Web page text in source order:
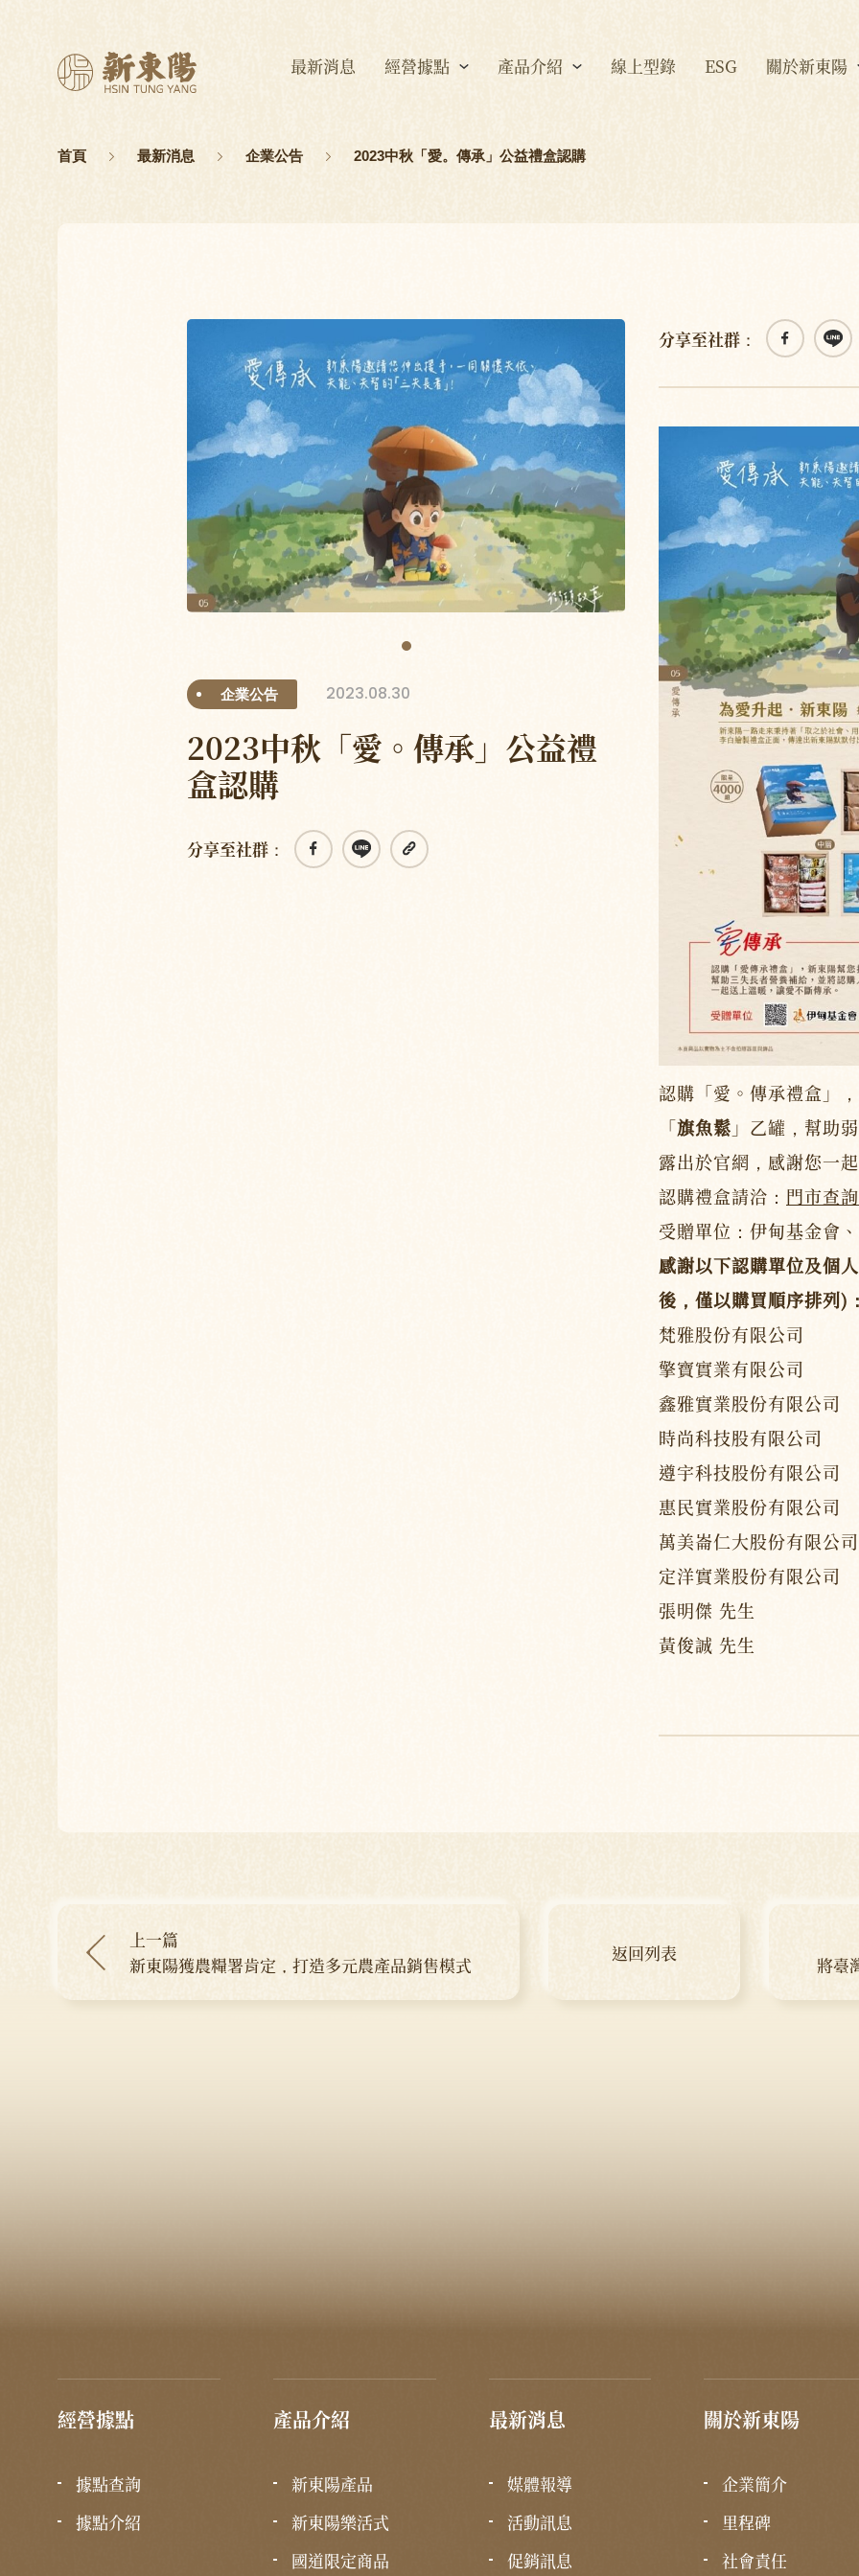
最新消息 經營據點 產品介紹 線上型錄 ESG 關於新東陽
首頁 最新消息 企業公告 2023中秋「愛。傳承」公益禮盒認購
企業公告 2023.08.30
2023中秋「愛。傳承」公益禮
盒認購
分享至社群：
分享至社群：
認購「愛。傳承禮盒」
「旗魚鬆 」乙罐，幫助
露出於官網，感謝您一
認購禮盒請洽： 門市查詢
受贈單位：伊甸基金會
感謝以下認購單位及個
後，僅以購買順序排列)
梵雅股份有限公司
擎寶實業有限公司
鑫雅實業股份有限公司
時尚科技股有限公司
遵宇科技股份有限公司
惠民實業股份有限公司
萬美崙仁大股份有限公司
定洋實業股份有限公司
張明傑 先生
黃俊誠 先生
上一篇
新東陽獲農糧署肯定，打造多元農產品銷售模式
返回列表
將臺
經營據點
據點查詢
據點介紹
產品介紹
新東陽產品
新東陽樂活式
國道限定商品
最新消息
媒體報導
活動訊息
促銷訊息
關於新東陽
企業簡介
里程碑
社會責任